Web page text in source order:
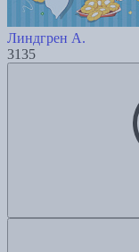
Линдгрен А.
3135